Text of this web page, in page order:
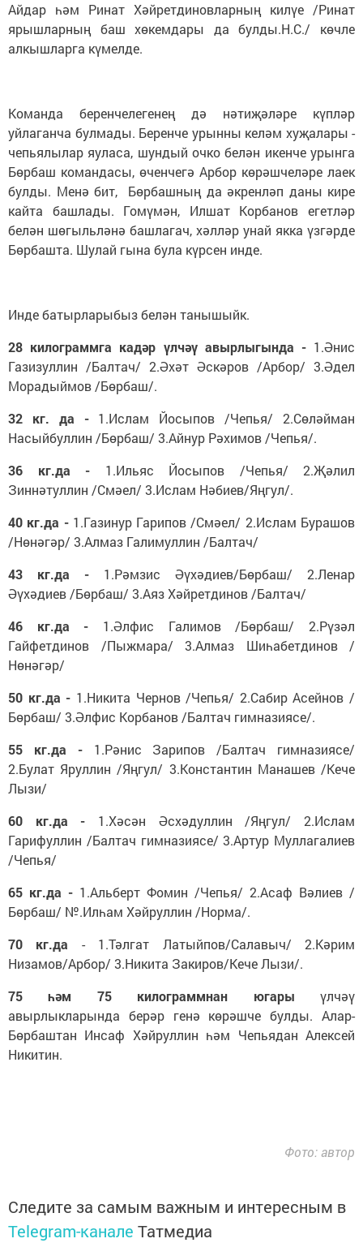
Айдар һәм Ринат Хәйретдиновларның килүе /Ринат
ярышларның баш хөкемдары да булды.Н.С./ көчле
алкышларга күмелде.
Команда беренчелегенең дә нәтиҗәләре күпләр
уйлаганча булмады. Беренче урынны келәм хуҗалары -
чепьялылар яуласа, шундый очко белән икенче урынга
Бөрбаш командасы, өченчегә Арбор көрәшчеләре лаек
булды. Менә бит, Бөрбашның да әкренләп даны кире
кайта башлады. Гомүмән, Илшат Корбанов егетләр
белән шөгыльләнә башлагач, хәлләр унай якка үзгәрде
Бөрбашта. Шулай гына була күрсен инде.
Инде батырларыбыз белән танышыйк.
28 килограммга кадәр үлчәү авырлыгында -1.Әнис
Газизуллин /Балтач/ 2.Әхәт Әскәров /Арбор/ 3.Әдел
Морадыймов /Бөрбаш/.
32 кг. да - 1.Ислам Йосыпов /Чепья/ 2.Сөләйман
Насыйбуллин /Бөрбаш/ 3.Айнур Рәхимов /Чепья/.
36 кг.да - 1.Ильяс Йосыпов /Чепья/ 2.Җәлил
Зиннәтуллин /Смәел/ 3.Ислам Нәбиев/Яңгул/.
40 кг.да -1.Газинур Гарипов /Смәел/ 2.Ислам Бурашов
/Нөнәгәр/ 3.Алмаз Галимуллин /Балтач/
43 кг.да - 1.Рәмзис Әүхәдиев/Бөрбаш/ 2.Ленар
Әүхәдиев /Бөрбаш/ 3.Аяз Хәйретдинов /Балтач/
46 кг.да - 1.Әлфис Галимов /Бөрбаш/ 2.Рүзәл
Гайфетдинов /Пыжмара/ 3.Алмаз Шиһабетдинов /
Нөнәгәр/
50 кг.да - 1.Никита Чернов /Чепья/ 2.Сабир Асейнов /
Бөрбаш/ 3.Әлфис Корбанов /Балтач гимназиясе/.
55 кг.да - 1.Рәнис Зарипов /Балтач гимназиясе/
2.Булат Яруллин /Яңгул/ 3.Константин Манашев /Кече
Лызи/
60 кг.да - 1.Хәсән Әсхәдуллин /Яңгул/ 2.Ислам
Гарифуллин /Балтач гимназиясе/ 3.Артур Муллагалиев
/Чепья/
65 кг.да - 1.Альберт Фомин /Чепья/ 2.Асаф Вәлиев /
Бөрбаш/ №.Илһам Хәйруллин /Норма/.
70 кг.да - 1.Тәлгат Латыйпов/Салавыч/ 2.Кәрим
Низамов/Арбор/ 3.Никита Закиров/Кече Лызи/.
75 һәм 75 килограммнан югары үлчәү
авырлыкларында берәр генә көрәшче булды. Алар-
Бөрбаштан Инсаф Хәйруллин һәм Чепьядан Алексей
Никитин.
Фото: автор
Следите за самым важным и интересным в
Telegram-канале Татмедиа